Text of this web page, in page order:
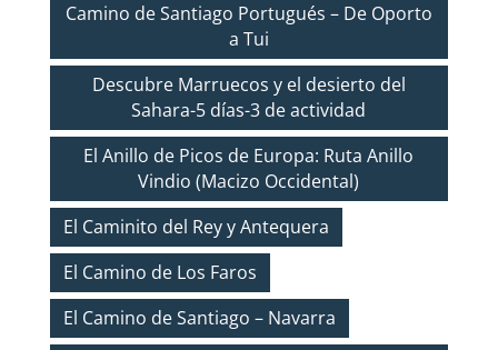
Camino de Santiago Portugués – De Oporto
a Tui
Descubre Marruecos y el desierto del
Sahara-5 días-3 de actividad
El Anillo de Picos de Europa: Ruta Anillo
Vindio (Macizo Occidental)
El Caminito del Rey y Antequera
El Camino de Los Faros
El Camino de Santiago – Navarra